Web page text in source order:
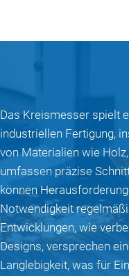
Das Kreismesser spielt
industriellen Fertigung,
von Materialien wie
umfassen präzise
können
Notwendigkeit
Entwicklungen, wie
Designs, versprechen
Langlebigkeit, was für